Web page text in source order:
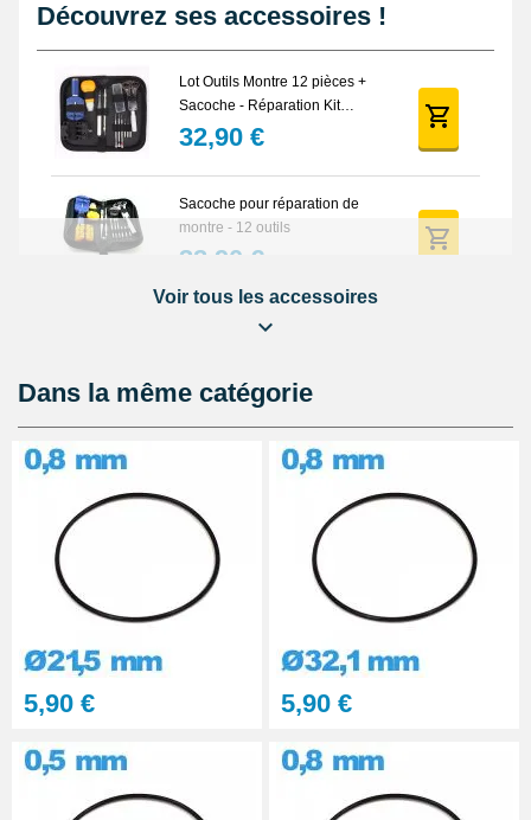
Découvrez ses accessoires !
Lot Outils Montre 12 pièces +
Sacoche - Réparation Kit
Horlogerie
32,90 €
Sacoche pour réparation de
montre - 12 outils
32,90 €
Lubrijoint – Graisse pour Joint
8,90 €
Kit Réparation Montre
23,90 €
Voir tous les accessoires
Dans la même catégorie
5,90 € 5,90 €